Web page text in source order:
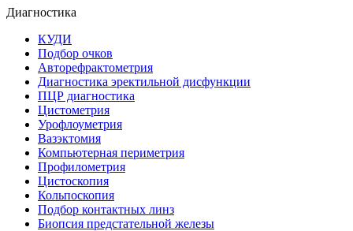
Диагностика
КУДИ
Подбор очков
Авторефрактометрия
Диагностика эректильной дисфункции
ПЦР диагностика
Цистометрия
Урофлоуметрия
Вазэктомия
Компьютерная периметрия
Профилометрия
Цистоскопия
Кольпоскопия
Подбор контактных линз
Биопсия предстательной железы